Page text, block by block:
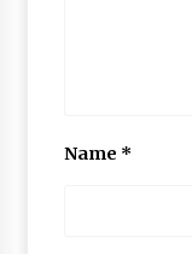
Name *